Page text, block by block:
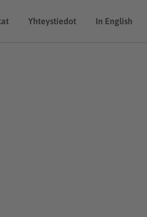
Yhteystiedot In English